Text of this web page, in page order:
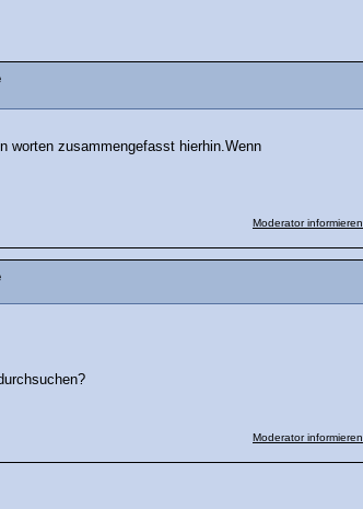
worten zusammengefasst hierhin.Wenn
Moderator informieren
Moderator informieren